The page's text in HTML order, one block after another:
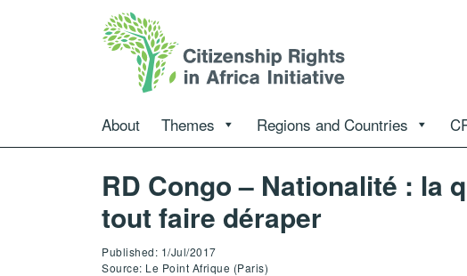
About Themes Regions and Countries
RD Congo – Nationalité : la
tout faire déraper
Published: 1/Jul/2017
Source: Le Point Afrique (Paris)